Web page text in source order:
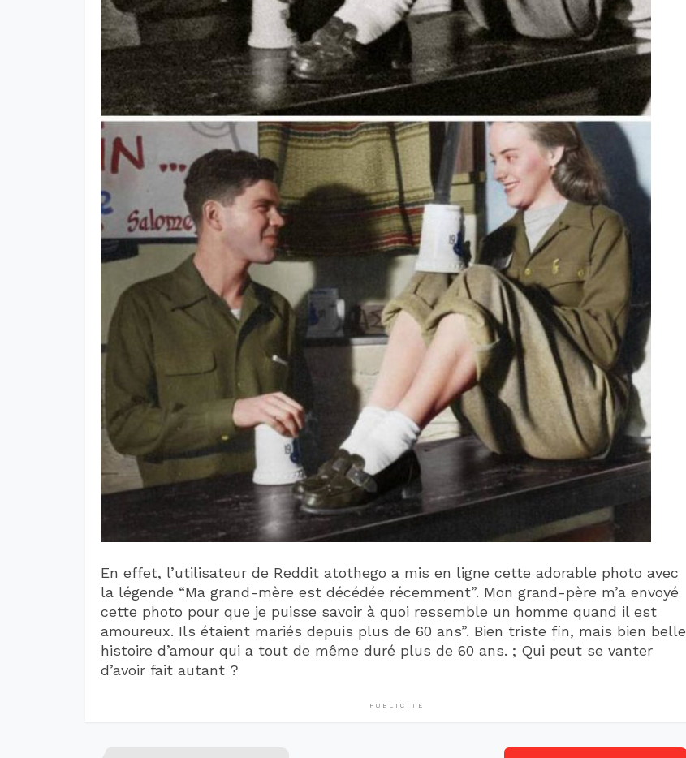
En effet, l’utilisateur de Reddit atothego a mis en ligne cette adorable photo avec
la légende “Ma grand-mère est décédée récemment”. Mon grand-père m’a envoyé
cette photo pour que je puisse savoir à quoi ressemble un homme quand il est
amoureux. Ils étaient mariés depuis plus de 60 ans”. Bien triste fin, mais bien belle
histoire d’amour qui a tout de même duré plus de 60 ans. ; Qui peut se vanter
d’avoir fait autant ?
PUBLICITÉ